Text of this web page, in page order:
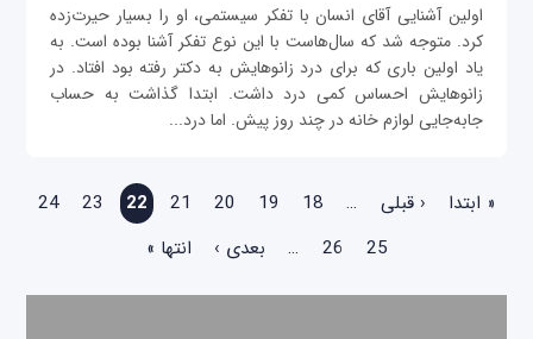
اولین آشنایی آقای انسان با تفکر سیستمی، او را بسیار حیرت‌زده
کرد. متوجه شد که سال‌هاست با این نوع تفکر آشنا بوده است. به
یاد اولین باری که برای درد زانو‌هایش به دکتر رفته بود افتاد. در
زانوهایش احساس کمی درد داشت. ابتدا گذاشت به حساب
جابه‌جایی لوازم خانه در چند روز پیش. اما درد...
صفحه‌ها
« ابتدا ‹ قبلی …
18
19
20
21
22
23
24
25
26
… بعدی › انتها »